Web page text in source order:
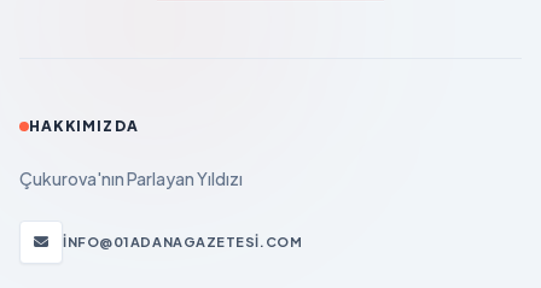
HAKKIMIZDA
Çukurova'nın Parlayan Yıldızı
INFO@01ADANAGAZETESI.COM